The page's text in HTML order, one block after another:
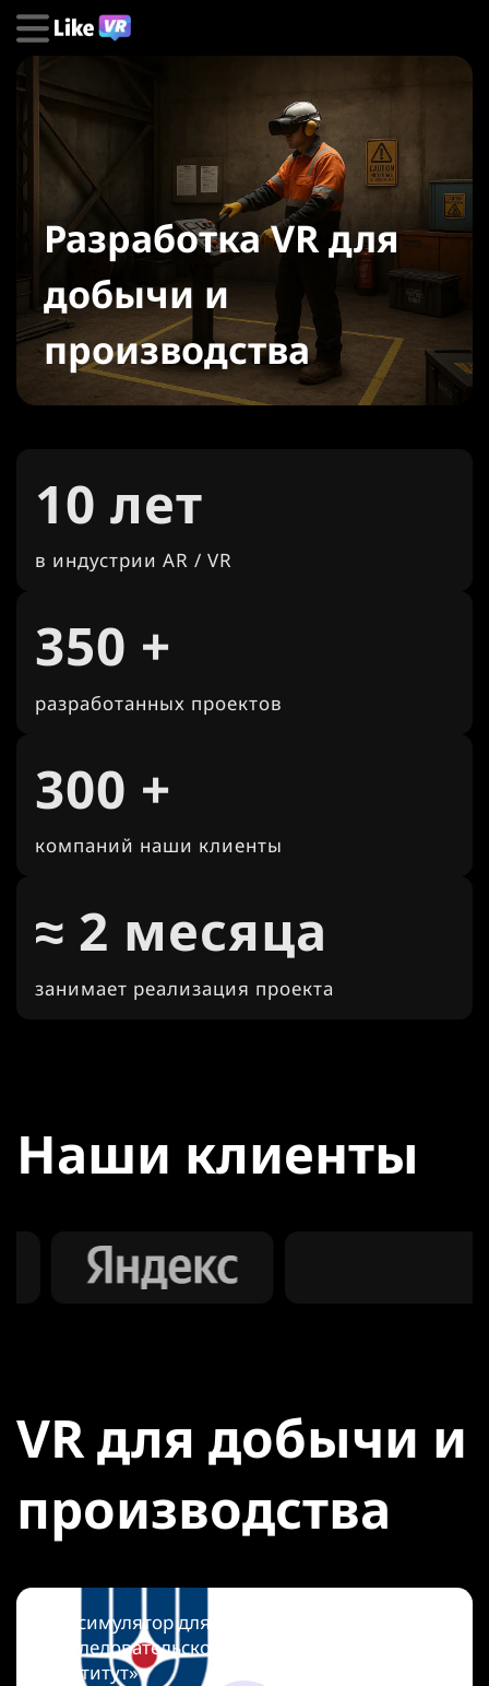
Разработка VR для
добычи и
производства
10 лет
в индустрии AR / VR
350 +
разработанных проектов
300 +
компаний наши клиенты
≈ 2 месяца
занимает реализация проекта
Наши клиенты
VR для добычи и
производства
VR-симулятор для Национального
исследовательского центра «Курчатовский
институт»